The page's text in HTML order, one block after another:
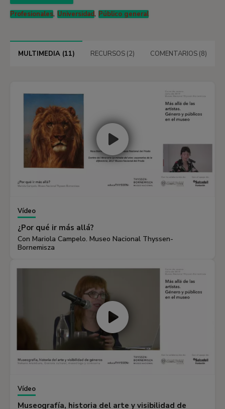
Profesionales, Universidad, Público general
MULTIMEDIA (11) RECURSOS (2) COMENTARIOS (8)
Vídeo
¿Por qué ir más allá?
Con Mariola Campelo. Museo Nacional Thyssen-
Bornemisza
Vídeo
Museografía, historia del arte y visibilidad de